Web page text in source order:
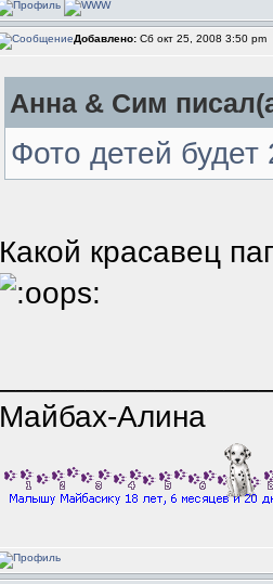
Добавлено: Сб окт 25, 2008 3:50 pm
Анна & Сим
Фото детей будет
Какой красавец
Майбах-Алина